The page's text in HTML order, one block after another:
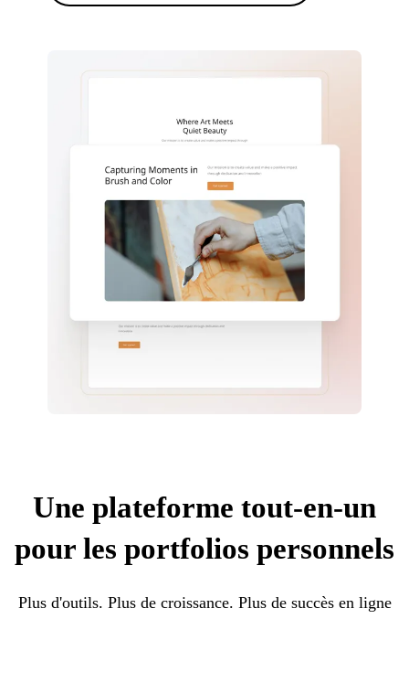
Une plateforme tout-en-un
pour les portfolios personnels
Plus d'outils. Plus de croissance. Plus de succès en ligne